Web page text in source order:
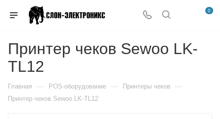
0
Принтер чеков Sewoo LK-
TL12
Главная — POS-оборудование — Принтеры чеков —
Принтер чеков Sewoo LK-TL12